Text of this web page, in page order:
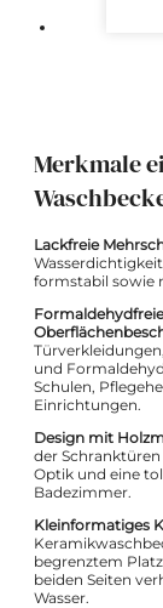
Merkmale
Lackfreie
formstabil sowie
und
Schulen,
Einrichtungen.
Design mit
der
Optik und eine
Badezimmer.
Kleinformatiges
begrenztem
beiden Seiten
Wasser.